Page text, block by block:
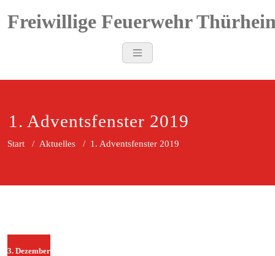
Inhalt
Freiwillige Feuerwehr
1. Adventsfenster 2019
Start / Aktuelles / 1. Adventsfenster 2019
3. Dezember